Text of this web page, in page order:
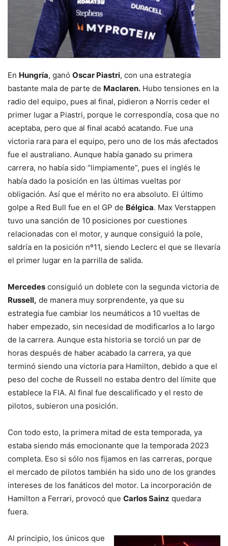
En Hungría, ganó Oscar Piastri, con una estrategia
bastante mala de parte de Maclaren. Hubo tensiones en la
radio del equipo, pues al final, pidieron a Norris ceder el
primer lugar a Piastri, porque le correspondía, cosa que no
aceptaba, pero que al final acabó acatando. Fue una
victoria rara para el equipo, pero uno de los más afectados
fue el australiano. Aunque había ganado su primera
carrera, no había sido “limpiamente”, pues el inglés le
había dado la posición en las últimas vueltas por
obligación. Así que el mérito no era absoluto. El último
golpe a Red Bull fue en el GP de Bélgica. Max Verstappen
tuvo una sanción de 10 posiciones por cuestiones
relacionadas con el motor, y aunque consiguió la pole,
saldría en la posición nº11, siendo Leclerc el que se llevaría
el primer lugar en la parrilla de salida.
Mercedes consiguió un doblete con la segunda victoria de
Russell, de manera muy sorprendente, ya que su
estrategia fue cambiar los neumáticos a 10 vueltas de
haber empezado, sin necesidad de modificarlos a lo largo
de la carrera. Aunque esta historia se torció un par de
horas después de haber acabado la carrera, ya que
terminó siendo una victoria para Hamilton, debido a que el
peso del coche de Russell no estaba dentro del límite que
establece la FIA. Al final fue descalificado y el resto de
pilotos, subieron una posición.
Con todo esto, la primera mitad de esta temporada, ya
estaba siendo más emocionante que la temporada 2023
completa. Eso si sólo nos fijamos en las carreras, porque
el mercado de pilotos también ha sido uno de los grandes
intereses de los fanáticos del motor. La incorporación de
Hamilton a Ferrari, provocó que Carlos Sainz quedara
fuera.
Al principio, los únicos que